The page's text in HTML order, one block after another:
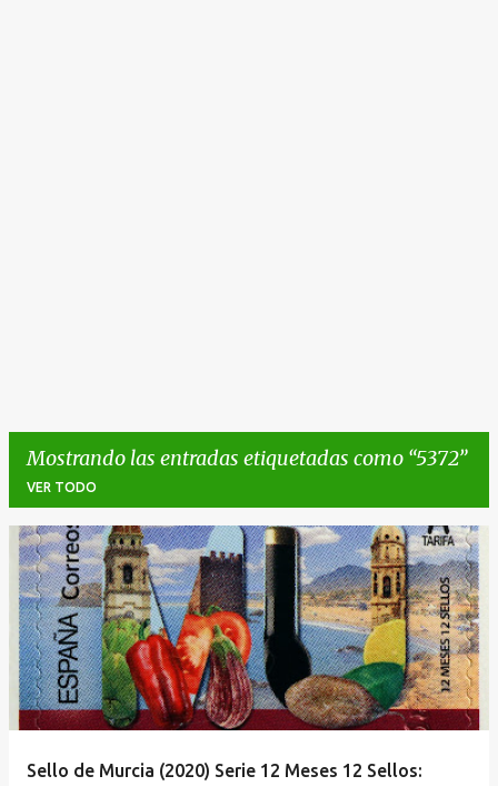
Mostrando las entradas etiquetadas como 5372
VER TODO
Sello de Murcia (2020) Serie 12 Meses 12 Sellos: